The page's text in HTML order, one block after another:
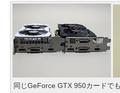
同じGeForce GTX 950カードで